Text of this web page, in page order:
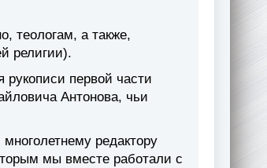
теологам, а также,
религии).
рукописи первой части
Антонова, чьи
редактору
мы вместе работали с